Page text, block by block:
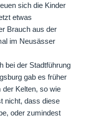
sich die Kinder
etwas
Brauch aus der
im Neusässer
bei der Stadtführung
gab es früher
der Kelten, so wie
nicht, dass diese
oder zumindest